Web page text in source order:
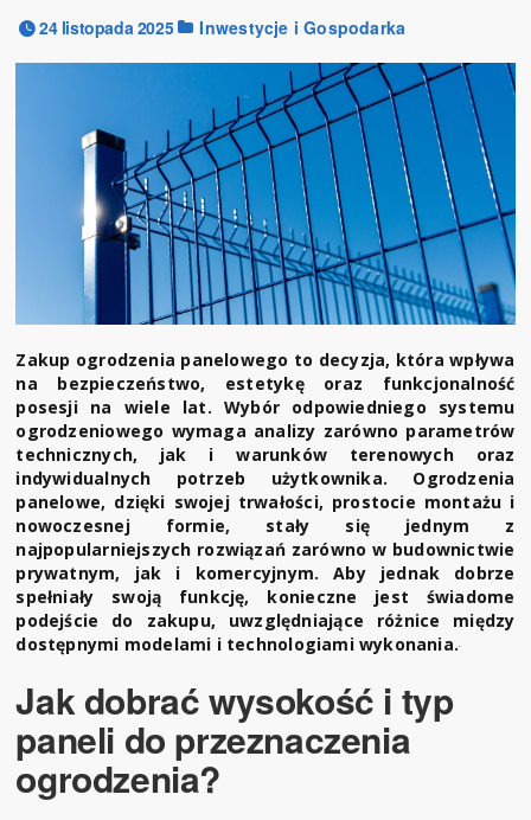
24 listopada 2025 Inwestycje i Gospodarka
Zakup ogrodzenia panelowego to decyzja, która wpływa
na bezpieczeństwo, estetykę oraz funkcjonalność
posesji na wiele lat. Wybór odpowiedniego systemu
ogrodzeniowego wymaga analizy zarówno parametrów
technicznych, jak i warunków terenowych oraz
indywidualnych potrzeb użytkownika. Ogrodzenia
panelowe, dzięki swojej trwałości, prostocie montażu i
nowoczesnej formie, stały się jednym z
najpopularniejszych rozwiązań zarówno w budownictwie
prywatnym, jak i komercyjnym. Aby jednak dobrze
spełniały swoją funkcję, konieczne jest świadome
podejście do zakupu, uwzględniające różnice między
dostępnymi modelami i technologiami wykonania.
Jak dobrać wysokość i typ
paneli do przeznaczenia
ogrodzenia?